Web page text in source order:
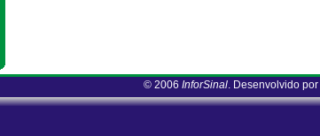
© 2006 InforSinal. Desenvolvido por